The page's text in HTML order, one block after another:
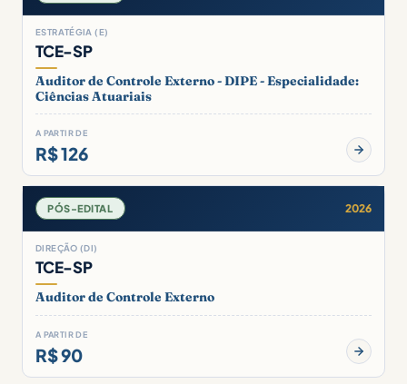
ESTRATÉGIA (E)
TCE-SP
Auditor de Controle Externo - DIPE - Especialidade:
Ciências Atuariais
A PARTIR DE
R$ 126
PÓS-EDITAL 2026
DIREÇÃO (DI)
TCE-SP
Auditor de Controle Externo
A PARTIR DE
R$ 90